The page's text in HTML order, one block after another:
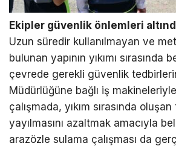
Ekipler güvenlik önlemleri
Uzun süredir kullanılmayan ve
bulunan yapının yıkımı sırasında
çevrede gerekli güvenlik
Müdürlüğüne bağlı iş
çalışmada, yıkım sırasında
yayılmasını azaltmak amacıyla
arazözle sulama çalışması da